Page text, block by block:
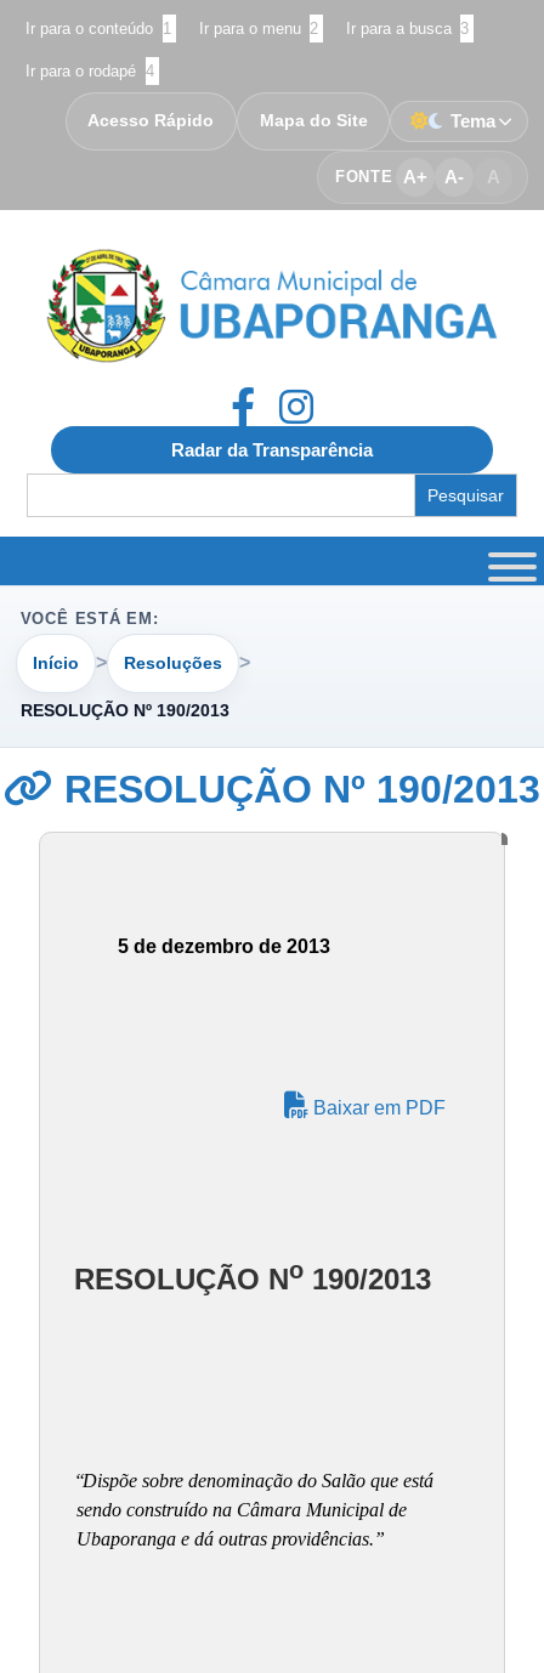
Ir para o conteúdo 1 Ir para o menu 2 Ir para a busca 3
Ir para o rodapé 4
FONTE A+ A- A
Acesso Rápido Mapa do Site Tema
Radar da Transparência
for:
VOCÊ ESTÁ EM:
Início Resoluções
RESOLUÇÃO Nº 190/2013
RESOLUÇÃO Nº 190/2013
5 de dezembro de 2013
Baixar em PDF
RESOLUÇÃO No190/2013
“Dispõe sobre denominação do Salão que está
sendo construído na Câmara Municipal de
Ubaporanga e dá outras providências.”